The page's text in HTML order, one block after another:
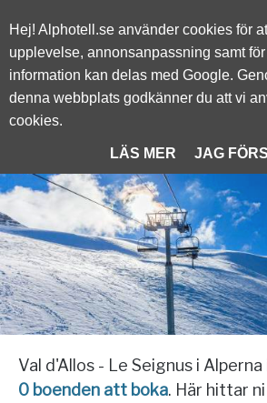
Alphotell.se
FRANKRIKE/
Val d'Allos - Le
Val d'Allos - Le Seignus i
0 boenden att boka. Här hittar
Hej! Alphotell.se använder cookies för
upplevelse, annonsanpassning samt
information kan delas med Google.
denna webbplats godkänner du att vi
cookies.
LÄS MER JAG